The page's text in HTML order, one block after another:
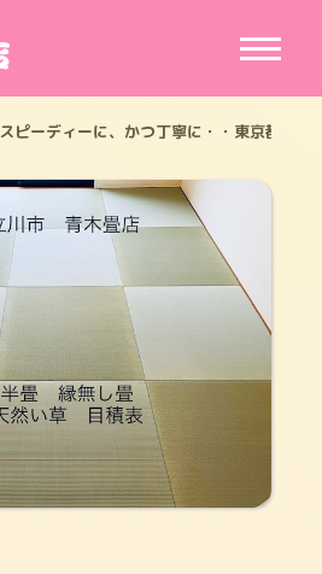
スピーディーに、かつ丁寧に・・東京都国立